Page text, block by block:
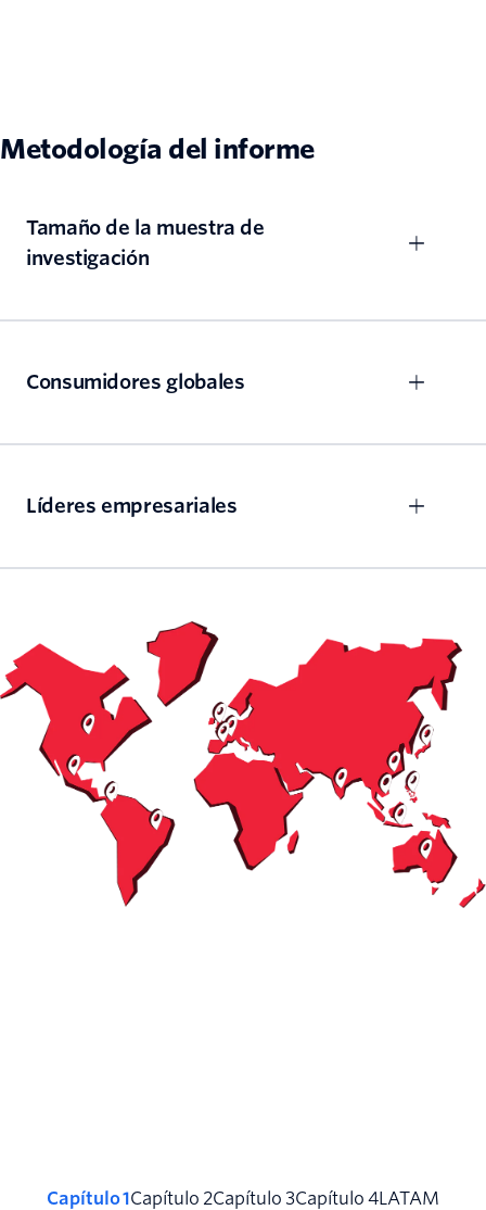
Metodología del informe
Tamaño de la muestra de
investigación
Consumidores globales
Líderes empresariales
Capítulo 1Capítulo 2Capítulo 3Capítulo 4LATAM